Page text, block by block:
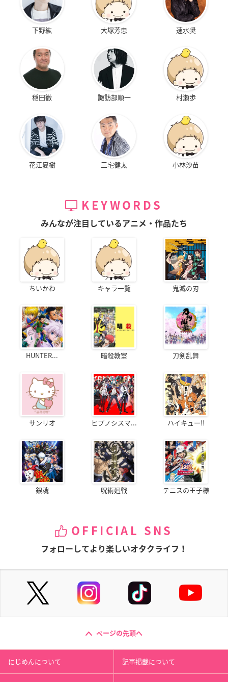
下野紘 大塚芳忠 速水奨
稲田徹 諏訪部順一 村瀬歩
花江夏樹 三宅健太 小林沙苗
KEYWORDS
みんなが注目しているアニメ・作品たち
ちいかわ キャラ一覧 鬼滅の刃
HUNTER... 暗殺教室 刀剣乱舞
サンリオ ヒプノシスマ... ハイキュー!!
銀魂 呪術廻戦 テニスの王子様
OFFICIAL SNS
フォローしてより楽しいオタクライフ！
ページの先頭へ
にじめんについて 記事掲載について